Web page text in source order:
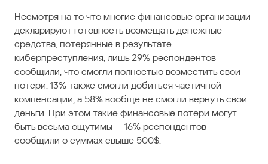
Несмотря на то что многие финансовые организации
декларируют готовность возмещать денежные
средства, потерянные в результате
киберпреступления, лишь 29% респондентов
сообщили, что смогли полностью возместить свои
потери. 13% также смогли добиться частичной
компенсации, а 58% вообще не смогли вернуть свои
деньги. При этом такие финансовые потери могут
быть весьма ощутимы — 16% респондентов
сообщили о суммах свыше 500$.